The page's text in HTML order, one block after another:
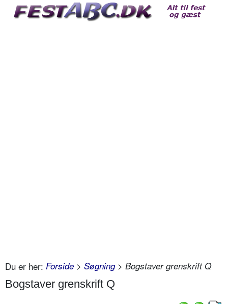
Du er her: Forside > Søgning> Bogstaver grenskrift Q
Bogstaver grenskrift Q